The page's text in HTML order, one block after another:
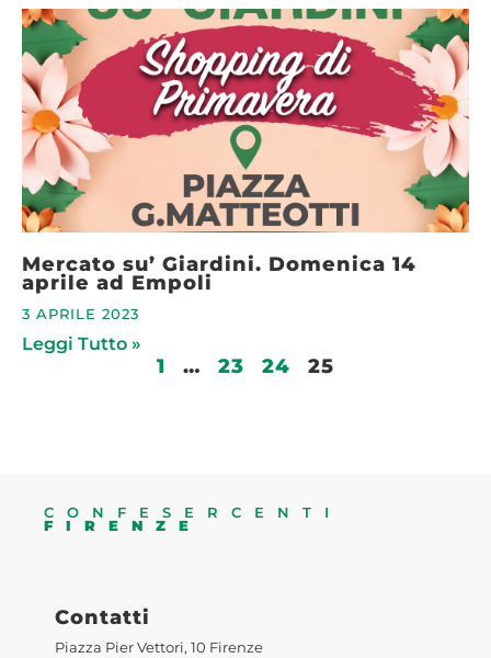
Mercato su’ Giardini. Domenica 14
aprile ad Empoli
3 APRILE 2023
Leggi Tutto »
1 … 23 24 25
CONFESERCENTI
FIRENZE
Contatti
Piazza Pier Vettori, 10 Firenze